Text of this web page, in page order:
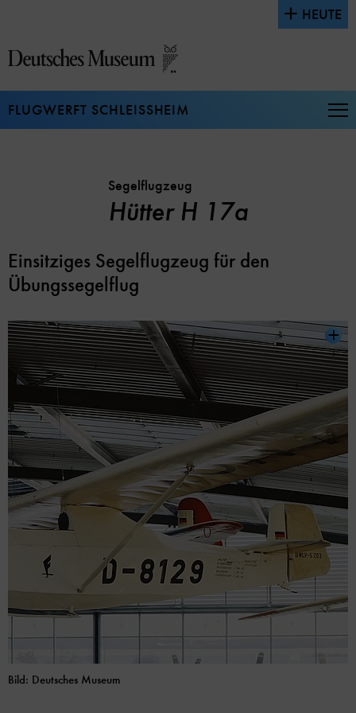
Seiteninhalt
springen
HEUTE
FLUGWERFT SCHLEISSHEIM
Segelflugzeug
Hütter H 17a
Einsitziges Segelflugzeug für den
Übungssegelflug
Bild: Deutsches Museum